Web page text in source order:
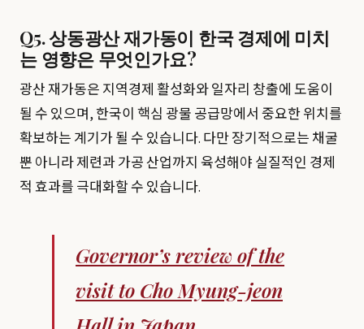
Q5. 상동광산 재가동이 한국 경제에 미치
는 영향은 무엇인가요?
광산 재가동은 지역경제 활성화와 일자리 창출에 도움이
될 수 있으며, 한국이 핵심 광물 공급망에서 중요한 위치를
확보하는 계기가 될 수 있습니다. 다만 장기적으로는 채굴
뿐 아니라 제련과 가공 산업까지 육성해야 실질적인 경제
적 효과를 극대화할 수 있습니다.
Governor’s review of the
visit to Cho Myung-jeon